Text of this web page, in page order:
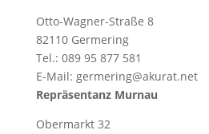
Otto-Wagner-Straße 8
82110 Germering
Tel.: 089 95 877 581
E-Mail: germering@akurat.net
Repräsentanz Murnau
Obermarkt 32